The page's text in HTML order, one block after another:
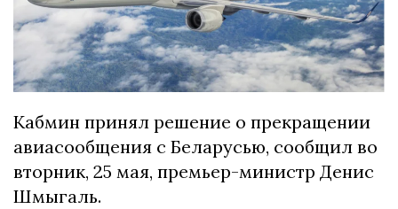
Кабмин принял решение о прекращении
авиасообщения с Беларусью, сообщил во
вторник, 25 мая, премьер-министр Денис
Шмыгаль.